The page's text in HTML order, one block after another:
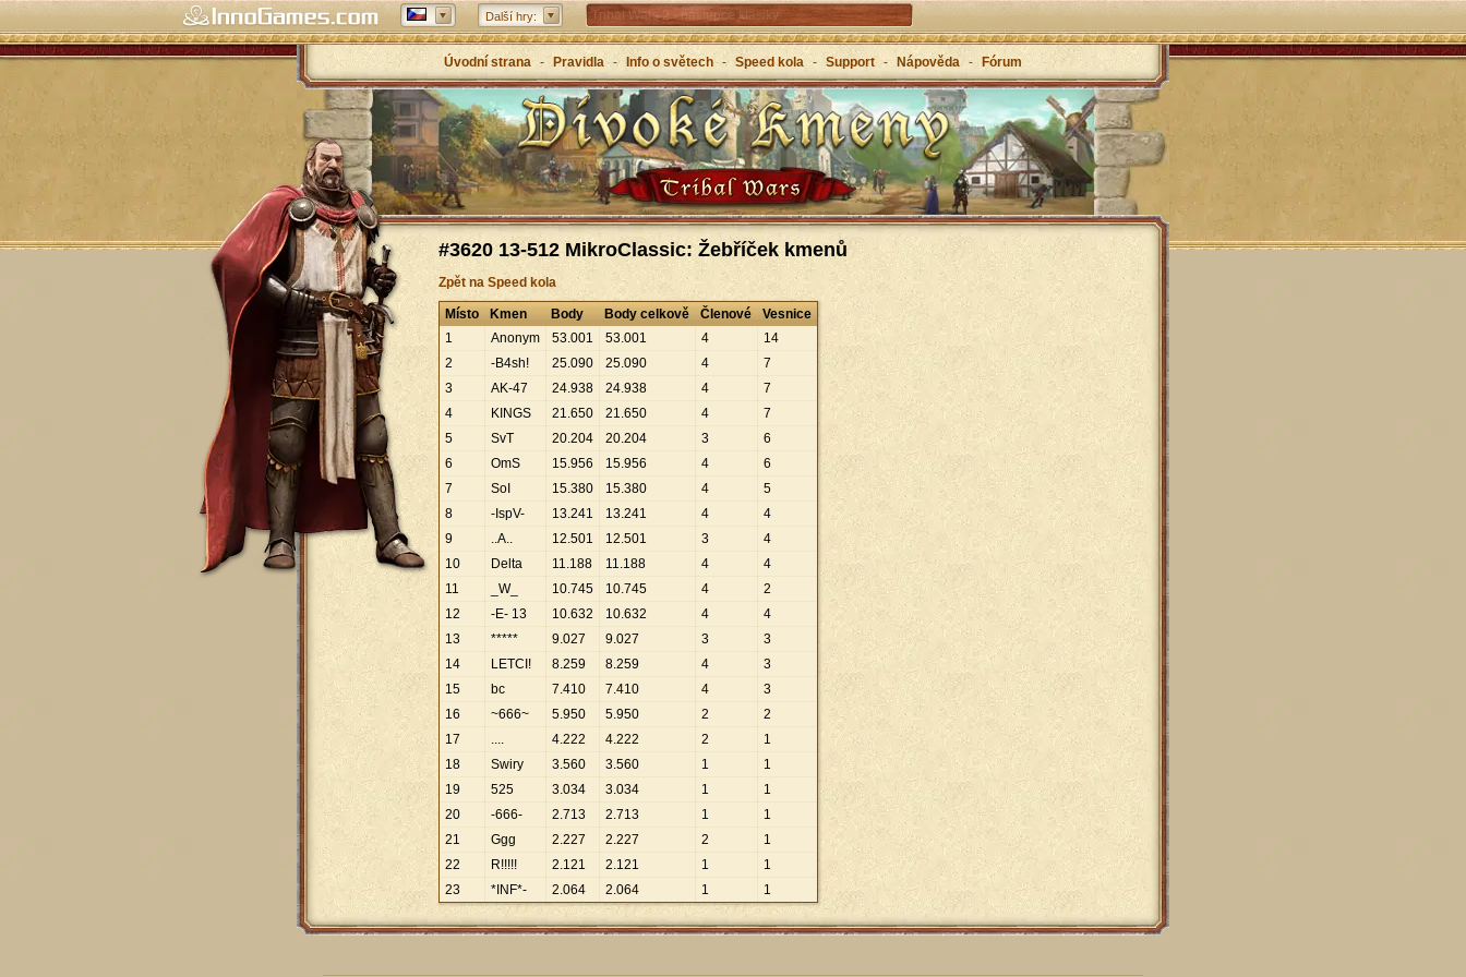
Další hry: Tribal Wars 2 - nástupce klasiky
Forge of Empires – strategicky napříč věky
Grepolis – vybuduj svou říši v antickém Řecku
Úvodní strana - Pravidla - Info o světech - Speed kola - Support - Nápověda - Fórum
#3620 13-512 MikroClassic: Žebříček kmenů
Zpět na Speed kola
Místo Kmen Body Body celkově Členové
Vesnice
1
Anonym 53.001 53.001 4
14
2
-B4sh! 25.090 25.090 4
7
3
AK-47 24.938 24.938 4
7
4
KINGS 21.650 21.650 4
7
5
SvT 20.204 20.204 3
6
6
OmS 15.956 15.956 4
6
7
SoI 15.380 15.380 4
5
8
-IspV- 13.241 13.241 4
4
9
..A.. 12.501 12.501 3
4
10
Delta 11.188 11.188 4
4
11
_W_ 10.745 10.745 4
2
12
-E- 13 10.632 10.632 4
4
13
***** 9.027 9.027 3
3
14
LETCI! 8.259 8.259 4
3
15
bc 7.410 7.410 4
3
16
~666~ 5.950 5.950 2
2
17
.... 4.222 4.222 2
1
18
Swiry 3.560 3.560 1
1
19
525 3.034 3.034 1
1
20
-666- 2.713 2.713 1
1
21
Ggg 2.227 2.227 2
1
22
R!!!!! 2.121 2.121 1
1
23
*INF*- 2.064 2.064 1 1